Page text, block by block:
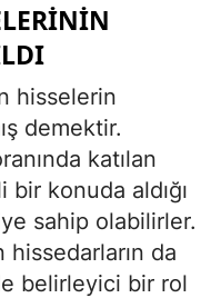
hisselerin
demektir.
katılan
konuda aldığı
sahip olabilirler.
da
belirleyici bir rol